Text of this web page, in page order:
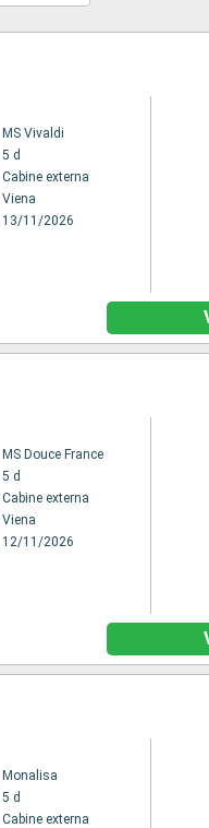
MS Vivaldi
5 d
Cabine externa
Viena
13/11/2026
MS Douce France
5 d
Cabine externa
Viena
12/11/2026
Monalisa
5 d
Cabine externa